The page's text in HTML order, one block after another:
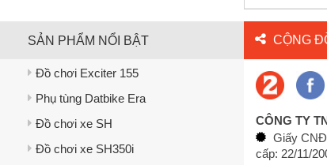
SẢN PHẨM NỔI BẬT
Đồ chơi Exciter 155
Phụ tùng Datbike Era
Đồ chơi xe SH
Đồ chơi xe SH350i
CỘNG
CÔNG TY
Giấy
cấp: 22/11/